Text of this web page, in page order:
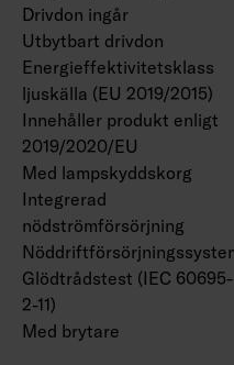
För produkten
ett EPD-dokument
Ljusflödespaket är
projektspecifik basis.
anpassas efter dina
med olika
höljet finns att
K och CRI > 90 / Ra
Drivdon ingår
Utbytbart drivdon
Energieffektivitetsklass
ljuskälla (EU 2019/2015)
Innehåller produkt enligt
2019/2020/EU
Med lampskyddskorg
Integrerad
nödströmförsörjning
Glödtrådstest (IEC 60695-
2-11)
Med brytare